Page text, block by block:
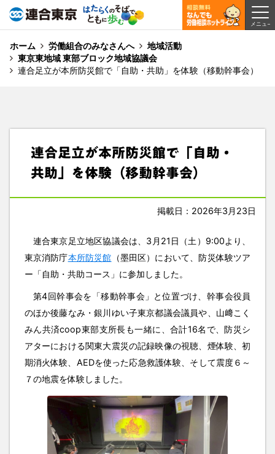
ホーム 労働組合のみなさんへ
地域活動
東京東地域 東部ブロック地域協議会
連合足立が本所防災館で「自助・共助」を体験（移動幹事会）
連合足立が本所防災館で「自助・
共助」を体験（移動幹事会）
掲載日：2026年3月23日
連合東京足立地区協議会は、3月21日（土）9:00より、
東京消防庁本所防災館 （墨田区）において、防災体験ツア
ー「自助・共助コース」に参加しました。
第4回幹事会を「移動幹事会」と位置づけ、幹事会役員
のほか後藤なみ・銀川ゆい子東京都議会議員や、山﨑こく
みん共済coop東部支所長も一緒に、合計16名で、防災シ
アターにおける関東大震災の記録映像の視聴、煙体験、初
期消火体験、AEDを使った応急救護体験、そして震度６～
７の地震を体験しました。